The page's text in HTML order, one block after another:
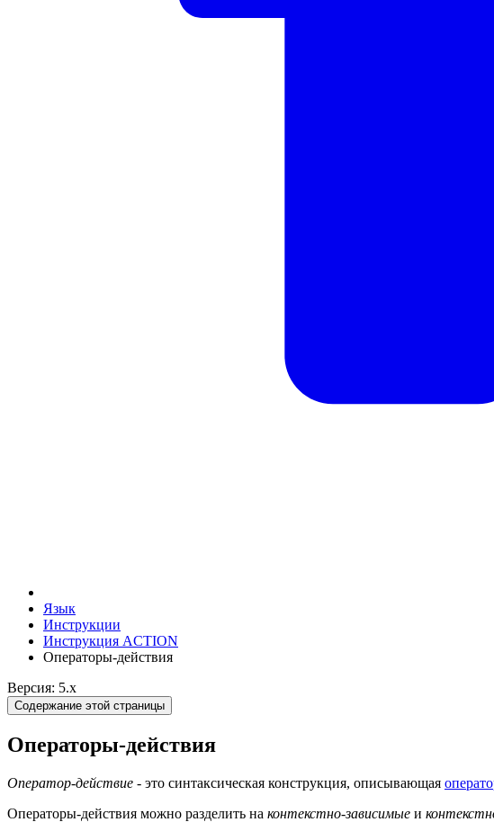
Язык
Инструкции
Инструкция ACTION
Операторы-действия
Версия: 5.x
Содержание этой страницы
Операторы-действия
Оператор-действие - это синтаксическая конструкция, описывающая
Операторы-действия можно разделить на контекстно-зависимые и